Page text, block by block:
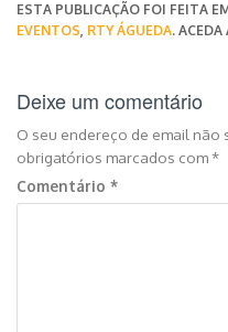
ESTA PUBLICAÇÃO FOI FEITA
EVENTOS RTY ÁGUEDA. ACEDA
Deixe um comentário
O seu endereço de email não
obrigatórios marcados com*
Comentário *